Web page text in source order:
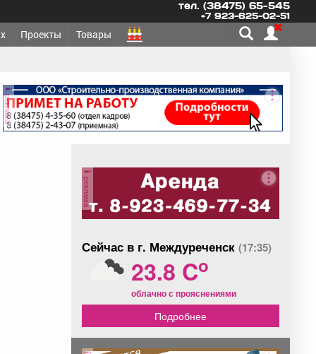
тел. (38475) 65-545
+7 923-625-02-51
Проекты Товары
реклама
реклама
Сейчас в г. Междуреченск (17:35)
23.8 Co
облачно с прояснениями
Подробнее